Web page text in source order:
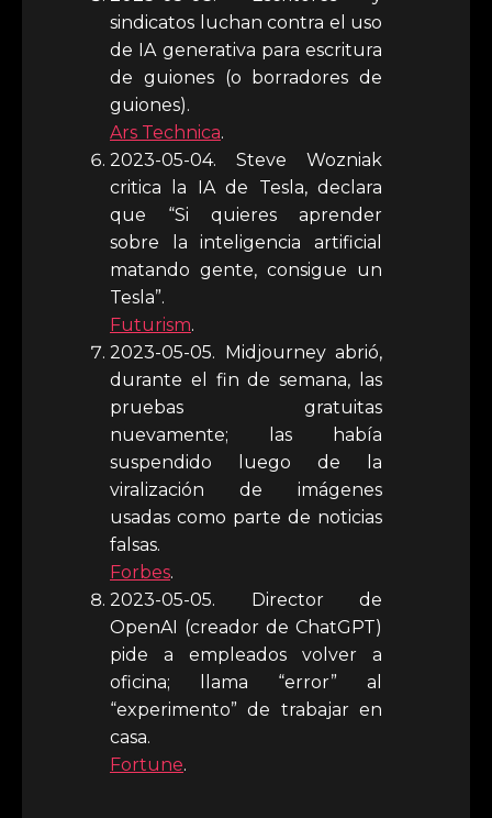
sindicatos luchan contra el uso
de IA generativa para escritura
de guiones (o borradores de
guiones).
Ars Technica.
2023-05-04. Steve Wozniak
critica la IA de Tesla, declara
que “Si quieres aprender
sobre la inteligencia artificial
matando gente, consigue un
Tesla”.
Futurism.
2023-05-05. Midjourney abrió,
durante el fin de semana, las
pruebas gratuitas
nuevamente; las había
suspendido luego de la
viralización de imágenes
usadas como parte de noticias
falsas.
Forbes.
2023-05-05. Director de
OpenAI (creador de ChatGPT)
pide a empleados volver a
oficina; llama “error” al
“experimento” de trabajar en
casa.
Fortune.